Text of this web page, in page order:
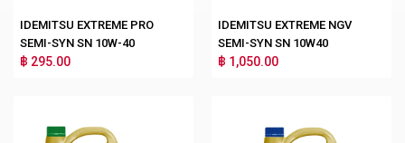
IDEMITSU EXTREME PRO
SEMI-SYN SN 10W-40
฿ 295.00
IDEMITSU EXTREME NGV
SEMI-SYN SN 10W40
฿ 1,050.00